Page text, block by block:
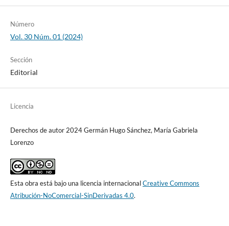
Número
Vol. 30 Núm. 01 (2024)
Sección
Editorial
Licencia
Derechos de autor 2024 Germán Hugo Sánchez, María Gabriela
Lorenzo
Esta obra está bajo una licencia internacionalCreative Commons
Atribución-NoComercial-SinDerivadas 4.0.